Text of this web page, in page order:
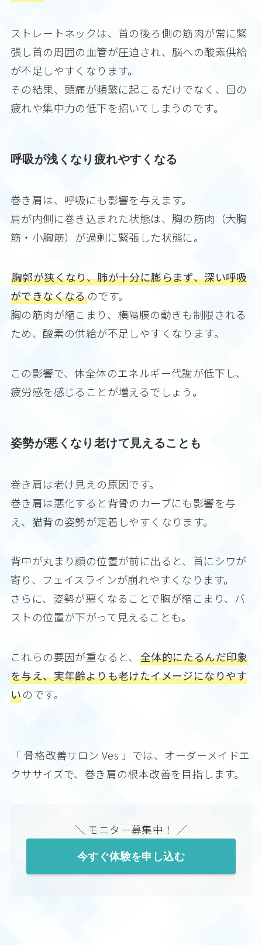
ストレートネックは、首の後ろ側の筋肉が常に緊
張し首の周囲の血管が圧迫され、脳への酸素供給
が不足しやすくなります。
その結果、頭痛が頻繁に起こるだけでなく、目の
疲れや集中力の低下を招いてしまうのです。
呼吸が浅くなり疲れやすくなる
巻き肩は、呼吸にも影響を与えます。
肩が内側に巻き込まれた状態は、胸の筋肉（大胸
筋・小胸筋）が過剰に緊張した状態に。
胸郭が狭くなり、肺が十分に膨らまず、深い呼吸
ができなくなるのです。
胸の筋肉が縮こまり、横隔膜の動きも制限される
ため、酸素の供給が不足しやすくなります。
この影響で、体全体のエネルギー代謝が低下し、
疲労感を感じることが増えるでしょう。
姿勢が悪くなり老けて見えることも
巻き肩は老け見えの原因です。
巻き肩は悪化すると背骨のカーブにも影響を与
え、猫背の姿勢が定着しやすくなります。
背中が丸まり顔の位置が前に出ると、首にシワが
寄り、フェイスラインが崩れやすくなります。
さらに、姿勢が悪くなることで胸が縮こまり、バ
ストの位置が下がって見えることも。
これらの要因が重なると、 全体的にたるんだ印象
を与え、実年齢よりも老けたイメージになりやす
いのです。
「 骨格改善サロン Ves 」では、オーダーメイドエ
クササイズで、巻き肩の根本改善を目指します。
＼ モニター募集中！ ／
今すぐ体験を申し込む